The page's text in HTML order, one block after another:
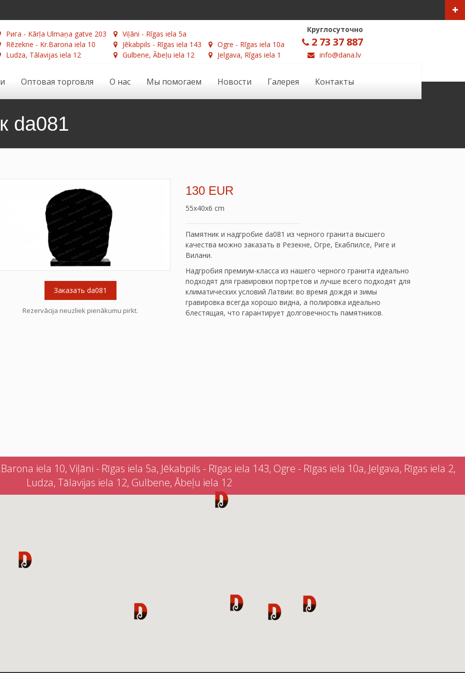
Рига - Kārļa Ulmaņa gatve 203
Rēzekne - Kr.Barona iela 10
Ludza, Tālavijas iela 12
Viļāni - Rīgas iela 5a
Jēkabpils - Rīgas iela 143
Gulbene, Ābeļu iela 12
Ogre - Rīgas iela 10a
Jelgava, Rīgas iela 1
Круглосуточно
2 73 37 887
info@dana.lv
Оптовая торговля О нас Мы помогаем Новости Галерея Контакты
da081
Заказать da081
Rezervācija neuzliek pienākumu pirkt.
130 EUR
55x40x6 cm
Памятник и надгробие da081 из черного гранита высшего
качества можно заказать в Резекне, Огре, Екабпилсе, Риге и
Вилани.
Надгробия премиум-класса из нашего черного гранита идеально
подходят для гравировки портретов и лучше всего подходят для
климатических условий Латвии: во время дождя и зимы
гравировка всегда хорошо видна, а полировка идеально
блестящая, что гарантирует долговечность памятников.
iela 10, Viļāni - Rīgas iela 5a, Jēkabpils - Rīgas iela 143, Ogre - Rīgas iela 10a, Jelgava, Rīgas iela 2,
Ludza, Tālavijas iela 12, Gulbene, Ābeļu iela 12